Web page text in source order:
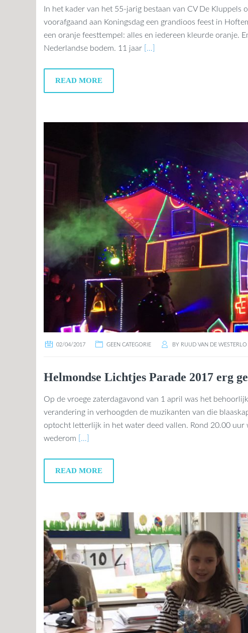
In het kader van het 55-jarig bestaan van CV De
voorafgaand aan Koningsdag een grandioos feest in
een oranje feesttempel: alles en iedereen kleurde oranje.
Nederlandse bodem. 11 jaar
[…]
READ MORE
02/04/2017 GEEN CATEGORIE BY RUUD VAN DE WESTERLO
Helmondse Lichtjes Parade 2017 erg
Op de vroege zaterdagavond van 1 april was het
verandering in verhoogden de muzikanten van die
optocht letterlijk in het water deed vallen. Rond 20.00
wederom
[…]
READ MORE